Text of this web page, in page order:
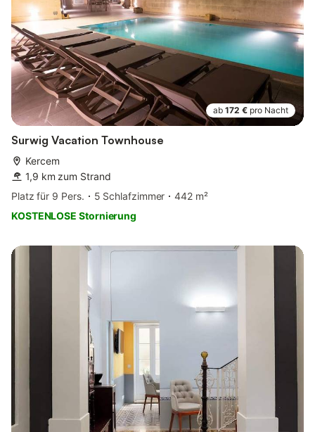
ab 172 € pro Nacht
Surwig Vacation Townhouse
Kercem
1,9 km zum Strand
Platz für 9 Pers.
5 Schlafzimmer
442 m²
KOSTENLOSE Stornierung